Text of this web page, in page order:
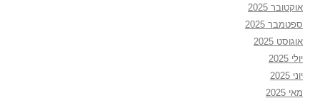
אוקטובר 2025
ספטמבר 2025
אוגוסט 2025
יולי 2025
יוני 2025
מאי 2025